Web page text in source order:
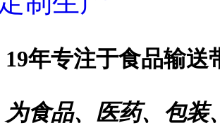
19年专注于食品输送
为食品、医药、包